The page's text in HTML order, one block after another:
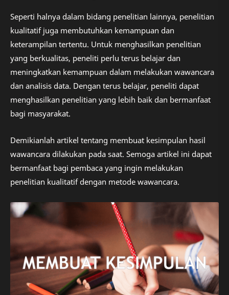
Seperti halnya dalam bidang penelitian lainnya, penelitian
kualitatif juga membutuhkan kemampuan dan
keterampilan tertentu. Untuk menghasilkan penelitian
yang berkualitas, peneliti perlu terus belajar dan
meningkatkan kemampuan dalam melakukan wawancara
dan analisis data. Dengan terus belajar, peneliti dapat
menghasilkan penelitian yang lebih baik dan bermanfaat
bagi masyarakat.
Demikianlah artikel tentang membuat kesimpulan hasil
wawancara dilakukan pada saat. Semoga artikel ini dapat
bermanfaat bagi pembaca yang ingin melakukan
penelitian kualitatif dengan metode wawancara.